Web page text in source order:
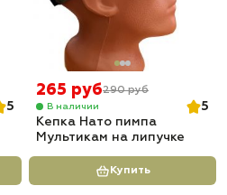
5
265 руб290 руб
В наличии
5
Кепка Нато пимпа
Мультикам на липучке
Купить